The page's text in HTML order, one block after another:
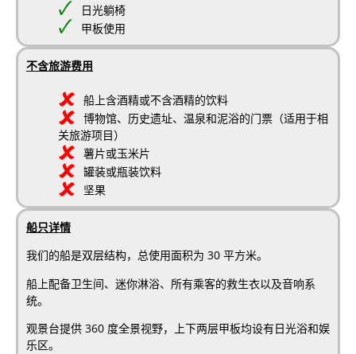
日光躺椅
甲板使用
不含旅游费用
船上含酒精或不含酒精的饮料
博物馆、历史遗址、温泉和泥浴的门票（适用于相
关旅游项目）
薯片或玉米片
罐装或瓶装饮料
坚果
船只详情
我们的船是双层结构，总使用面积为 30 平方米。
船上配备卫生间、迷你淋浴、所有乘客的救生衣以及音响系
统。
观景台提供 360 度全景视野，上下两层甲板均设有日光浴和娱
乐区。